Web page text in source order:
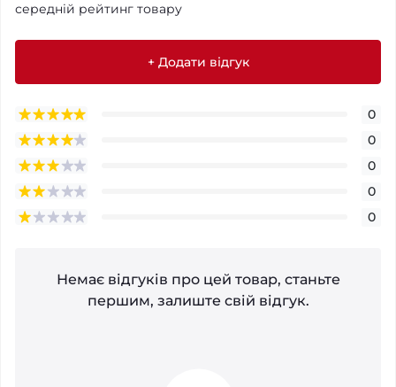
середній рейтинг товару
+ Додати відгук
0
0
0
0
0
Немає відгуків про цей товар, станьте
першим, залиште свій відгук.